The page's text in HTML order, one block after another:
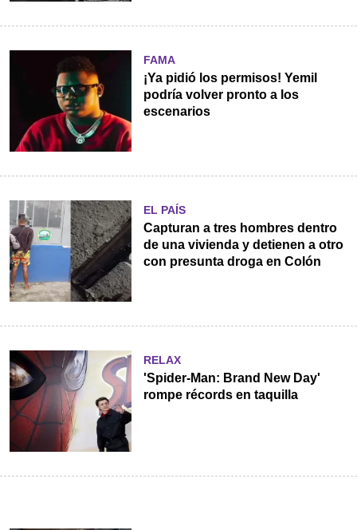
FAMA
¡Ya pidió los permisos! Yemil
podría volver pronto a los
escenarios
EL PAÍS
Capturan a tres hombres dentro
de una vivienda y detienen a otro
con presunta droga en Colón
RELAX
'Spider-Man: Brand New Day'
rompe récords en taquilla